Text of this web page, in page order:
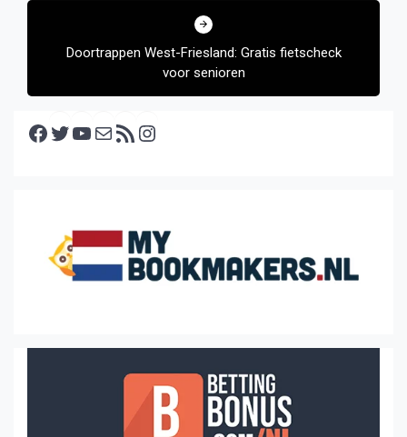
Doortrappen West-Friesland: Gratis fietscheck
voor senioren
Facebook Twitter YouTube E-mail RSS feed